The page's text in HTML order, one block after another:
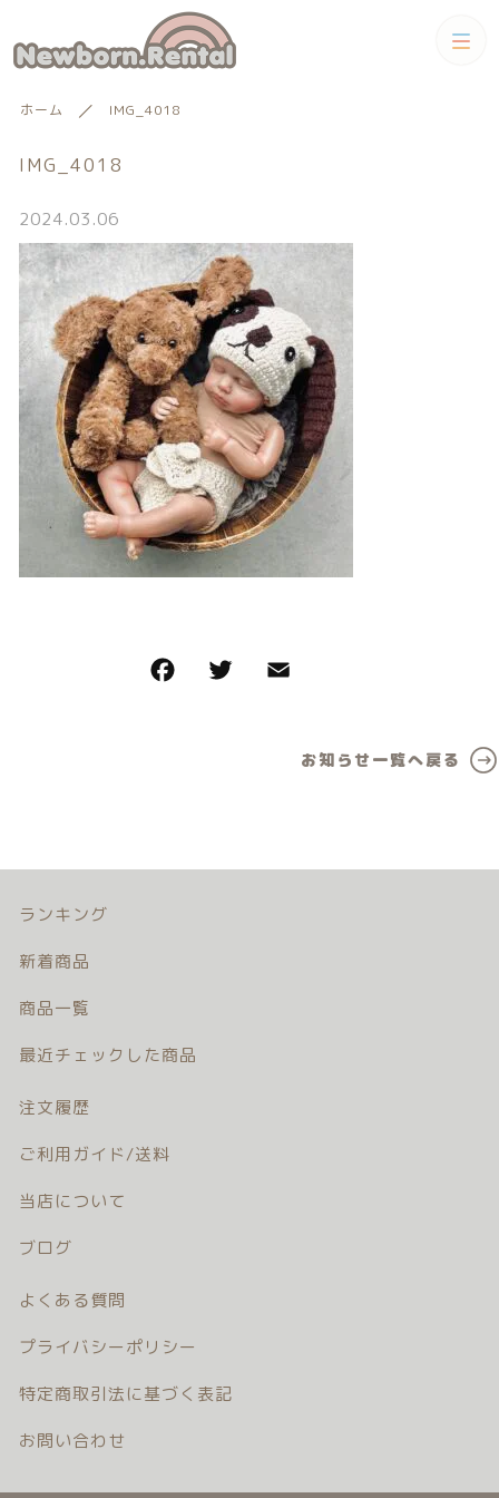
ホーム IMG_4018
IMG_4018
2024.03.06
お知らせ一覧へ戻る
ランキング
新着商品
商品一覧
最近チェックした商品
注文履歴
ご利用ガイド/送料
当店について
ブログ
よくある質問
プライバシーポリシー
特定商取引法に基づく表記
お問い合わせ
カテゴリー
トータルコーディネート
セット
男の子向けアイテム
小物単品レンタル 女の子向けアイテム
商品一覧
最近チェックした商品
注文履歴
ブログ
よくある質問
プライバシーポリシー
お問い合わせ
トータルコーディネートセット
男の子向けアイテム
小物単品レンタル
女の子向けアイテム
ギフトカード
バースデーセット
全てのアイテム
絞り込み検索
親カテゴリー
子カテゴリー
価格帯